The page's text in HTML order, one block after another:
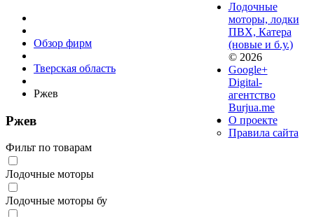
Обзор фирм
Тверская область
Ржев
Ржев
Фильт по товарам
Лодочные моторы
Лодочные моторы бу
Лодочные
моторы, лодки
ПВХ, Катера
(новые и б.у.)
© 2026
Google+
Digital-
агентство
Burjua.me
О проекте
Правила сайта